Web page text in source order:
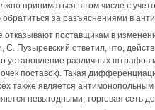
приниматься в том числе с
за разъяснениями в
поставщикам в
Пузыревский ответил, что,
установление различных
поставок). Такая
также является
невыгодными, торговая сеть